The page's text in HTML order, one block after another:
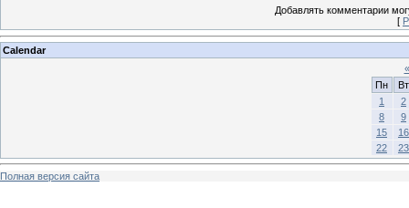
Добавлять комментарии
[
Calendar
«
Пн
Вт
1
2
8
9
15
16
22
23
Полная версия сайта